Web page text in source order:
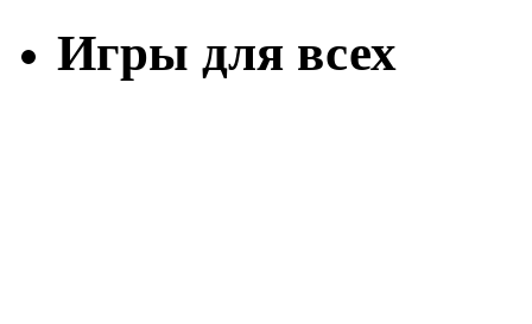
Игры для всех